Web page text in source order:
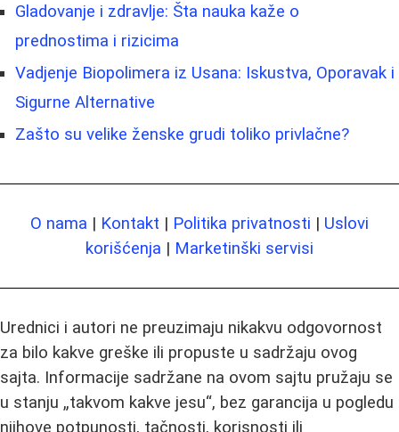
Gladovanje i zdravlje: Šta nauka kaže o
prednostima i rizicima
Vadjenje Biopolimera iz Usana: Iskustva, Oporavak i
Sigurne Alternative
Zašto su velike ženske grudi toliko privlačne?
O nama | Kontakt | Politika privatnosti | Uslovi
korišćenja | Marketinški servisi
Urednici i autori ne preuzimaju nikakvu odgovornost
za bilo kakve greške ili propuste u sadržaju ovog
sajta. Informacije sadržane na ovom sajtu pružaju se
u stanju „takvom kakve jesu“, bez garancija u pogledu
njihove potpunosti, tačnosti, korisnosti ili